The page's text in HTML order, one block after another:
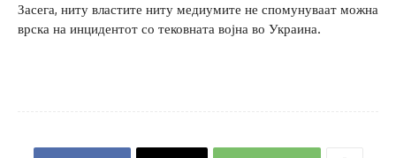
Засега, ниту властите ниту медиумите не спомунуваат можна
врска на инцидентот со тековната војна во Украина.